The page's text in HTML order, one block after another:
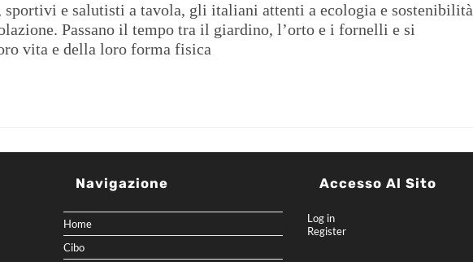
sportivi e salutisti a tavola, gli italiani attenti a ecologia e sostenibilità
Passano il tempo tra il giardino, l’orto e i fornelli e si
vita e della loro forma fisica
Navigazione
Home
Cibo
Accesso Al Sito
Log in
Register